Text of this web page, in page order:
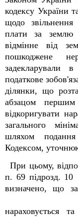
кодексу України
щодо звільнення
плати за землю
відмінне від
пошкоджене
задекларували в
податкове
ділянки, що
абзацом
відкоригувати
загального
шляхом
Кодексом,
При цьому,
п. 69
визначено, що
31
нараховується